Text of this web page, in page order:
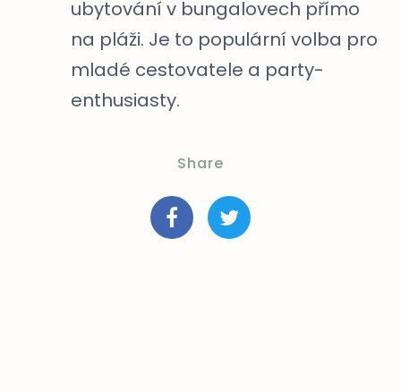
ubytování v bungalovech přímo
na pláži. Je to populární volba pro
mladé cestovatele a party-
enthusiasty.
Share